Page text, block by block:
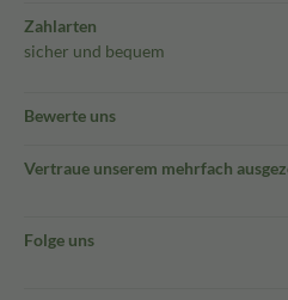
Zahlarten
sicher und bequem
Bewerte uns
Vertraue unserem mehrfach
Folge uns